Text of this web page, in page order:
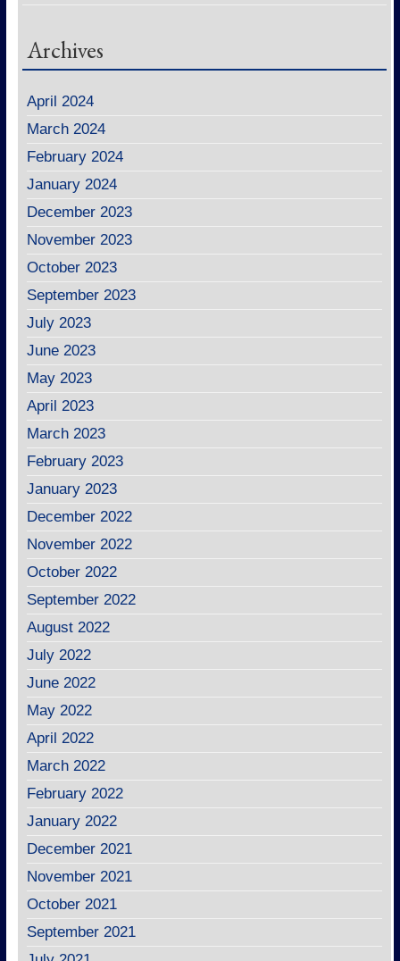
Archives
April 2024
March 2024
February 2024
January 2024
December 2023
November 2023
October 2023
September 2023
July 2023
June 2023
May 2023
April 2023
March 2023
February 2023
January 2023
December 2022
November 2022
October 2022
September 2022
August 2022
July 2022
June 2022
May 2022
April 2022
March 2022
February 2022
January 2022
December 2021
November 2021
October 2021
September 2021